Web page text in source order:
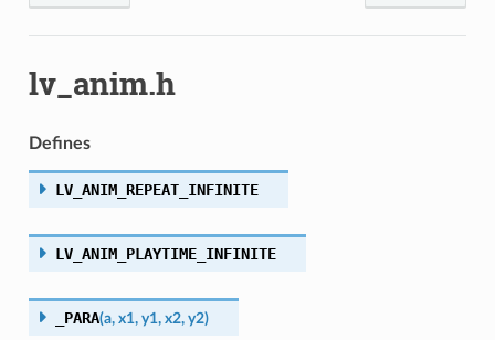
lv_anim.h
Defines
LV_ANIM_REPEAT_INFINITE
LV_ANIM_PLAYTIME_INFINITE
_PARA(a, x1, y1, x2, y2)